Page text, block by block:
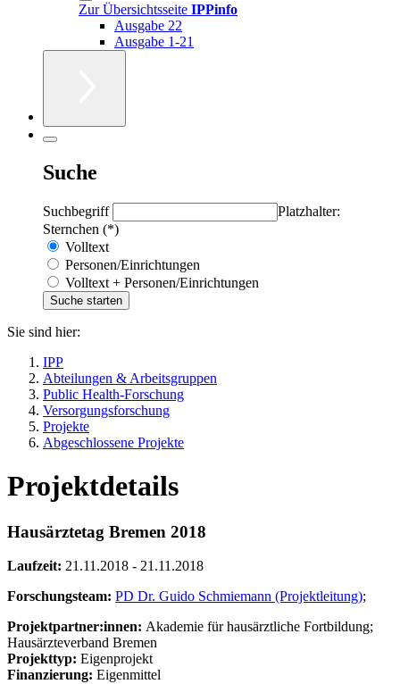
Zur Übersichtsseite IPPinfo
Ausgabe 22
Ausgabe 1-21
Suche
Suchbegriff
Platzhalter:
Sternchen (*)
Volltext
Personen/Einrichtungen
Volltext + Personen/Einrichtungen
Sie sind hier:
IPP
Abteilungen & Arbeitsgruppen
Public Health-Forschung
Versorgungsforschung
Projekte
Abgeschlossene Projekte
Projektdetails
Hausärztetag Bremen 2018
Laufzeit: 21.11.2018 - 21.11.2018
Forschungsteam: PD Dr. Guido Schmiemann (Projektleitung);
Projektpartner:innen: Akademie für hausärztliche Fortbildung;
Hausärzteverband Bremen
Projekttyp: Eigenprojekt
Finanzierung: Eigenmittel